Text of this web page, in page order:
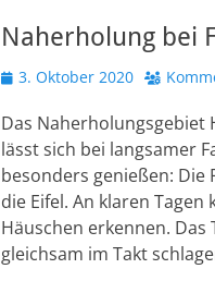
Naherholung bei
Veröffentlicht
3. Oktober 2020
Das Naherholungsgebiet
lässt sich bei langsamer
besonders genießen:
die Eifel. An klaren
Häuschen erkennen.
gleichsam im Takt